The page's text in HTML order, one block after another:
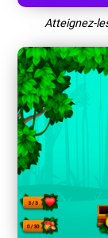
Atteignez-